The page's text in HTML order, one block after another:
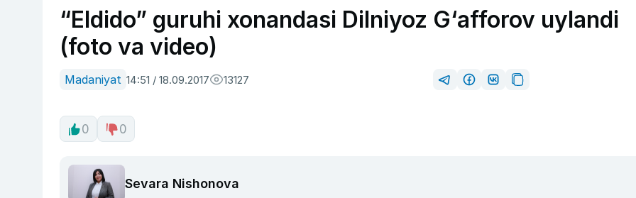
“Eldido” guruhi xonandasi Dilniyoz G‘afforov uylandi
(foto va video)
Madaniyat 14:51 / 18.09.2017 13127
0 0
Sevara Nishonova